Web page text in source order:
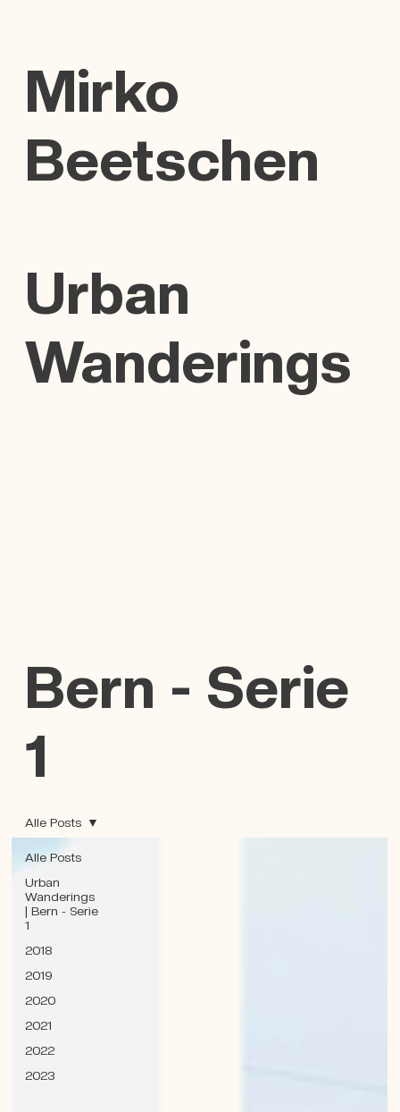
Alle Posts
Urban
Wanderings
| Bern - Serie
1
2018
2019
2020
2021
2022
2023
Alle Posts
Mirko
Beetschen
Urban
Wanderings
Bern - Serie
1